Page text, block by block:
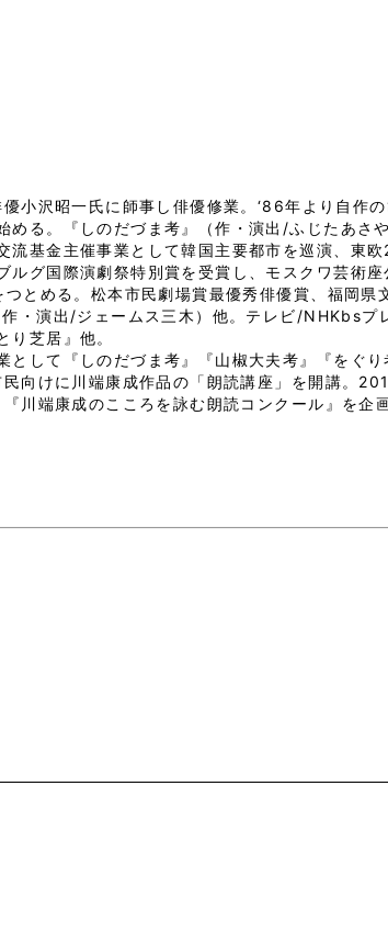
小沢昭一氏に師事し俳優修業。‘86年より自作
る。『しのだづま考』（作・演出/ふじたあさや
流基金主催事業として韓国主要都市を巡演、東欧
ルグ国際演劇祭特別賞を受賞し、モスクワ芸術座
とめる。松本市民劇場賞最優秀俳優賞、福岡県
・演出/ジェームス三木）他。テレビ/NHKbsプ
り芝居』他。
して『しのだづま考』『山椒大夫考』『をぐり
向けに川端康成作品の「朗読講座」を開講。
川端康成のこころを詠む朗読コンクール』を企